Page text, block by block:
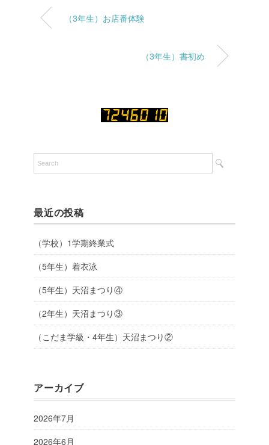
（3年生）お店番体験
（3年生）書初め
最近の投稿
（学校）1学期終業式
（5年生）着衣泳
（5年生）天沼まつり④
（2年生）天沼まつり③
（こだま学級・4年生）天沼まつり②
アーカイブ
2026年7月
2026年6月